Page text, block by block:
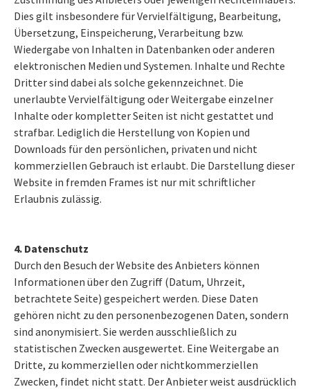
Dies gilt insbesondere für Vervielfältigung, Bearbeitung,
Übersetzung, Einspeicherung, Verarbeitung bzw.
Wiedergabe von Inhalten in Datenbanken oder anderen
elektronischen Medien und Systemen. Inhalte und Rechte
Dritter sind dabei als solche gekennzeichnet. Die
unerlaubte Vervielfältigung oder Weitergabe einzelner
Inhalte oder kompletter Seiten ist nicht gestattet und
strafbar. Lediglich die Herstellung von Kopien und
Downloads für den persönlichen, privaten und nicht
kommerziellen Gebrauch ist erlaubt. Die Darstellung dieser
Website in fremden Frames ist nur mit schriftlicher
Erlaubnis zulässig.
4. Datenschutz
Durch den Besuch der Website des Anbieters können
Informationen über den Zugriff (Datum, Uhrzeit,
betrachtete Seite) gespeichert werden. Diese Daten
gehören nicht zu den personenbezogenen Daten, sondern
sind anonymisiert. Sie werden ausschließlich zu
statistischen Zwecken ausgewertet. Eine Weitergabe an
Dritte, zu kommerziellen oder nichtkommerziellen
Zwecken, findet nicht statt. Der Anbieter weist ausdrücklich